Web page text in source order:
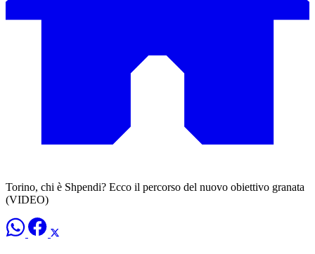
Torino, chi è Shpendi? Ecco il percorso del nuovo obiettivo granata
(VIDEO)